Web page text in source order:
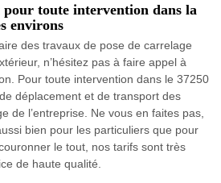
toute intervention dans la
environs
des travaux de pose de carrelage
n’hésitez pas à faire appel à
Pour toute intervention dans le 37250
déplacement et de transport des
de l’entreprise. Ne vous en faites pas,
bien pour les particuliers que pour
le tout, nos tarifs sont très
de haute qualité.